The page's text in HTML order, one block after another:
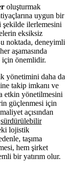
oluşturmak
uygun bir
şekilde ilerlemesini
eksiksiz
noktada, deneyimli
aşamasında
için önemlidir.
yönetimini daha da
takip imkanı ve
etkin yönetilmesini
güçlenmesi için
açısından
sürdürülebilir
lojistik
taşıma
hem şirket
bir yatırım olur.